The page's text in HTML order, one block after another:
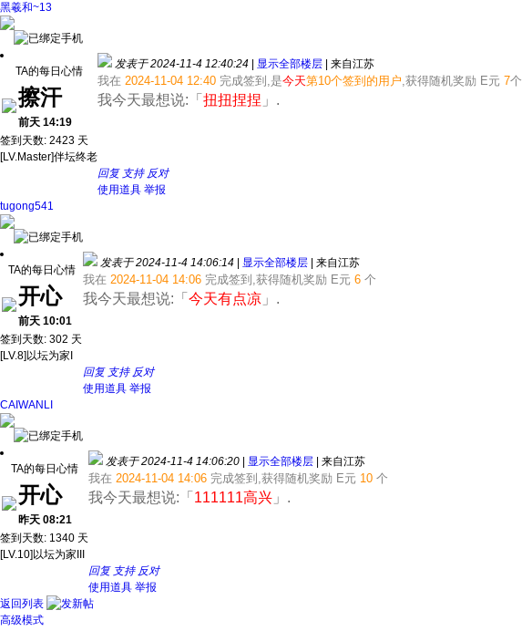
黑羲和~13
TA的每日心情
擦汗
前天 14:19
签到天数: 2423 天
[LV.Master]伴坛终老
发表于 2024-11-4 12:40:24 显示全部楼层 来自江苏
我在 2024-11-04 12:40 完成签到,是今天第10个签到的用户,获得随机奖励 E元 7个
我今天最想说:「 扭扭捏捏 」.
回复 支持 反对
使用道具 举报
tugong541
TA的每日心情
开心
前天 10:01
签到天数: 302 天
[LV.8]以坛为家I
发表于 2024-11-4 14:06:14 显示全部楼层 来自江苏
我在 2024-11-04 14:06 完成签到,获得随机奖励 E元 6 个
我今天最想说:「 今天有点凉 」.
回复 支持 反对
使用道具 举报
CAIWANLI
TA的每日心情
开心
昨天 08:21
签到天数: 1340 天
[LV.10]以坛为家III
发表于 2024-11-4 14:06:20 显示全部楼层 来自江苏
我在 2024-11-04 14:06 完成签到,获得随机奖励 E元 10 个
我今天最想说:「 111111高兴 」.
回复 支持 反对
使用道具 举报
返回列表
高级模式